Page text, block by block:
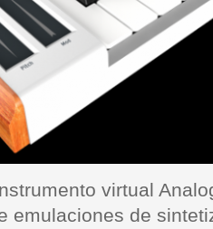
virtual
emulaciones de